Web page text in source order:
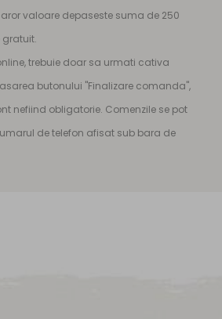
valoare depaseste suma de 250
gratuit.
trebuie doar sa urmati cativa
butonului "Finalizare comanda",
nefiind obligatorie. Comenzile se pot
de telefon afisat sub bara de